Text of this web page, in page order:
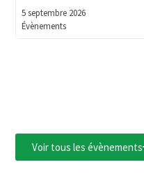
5 septembre 2026
Évènements
Voir tous les évènements